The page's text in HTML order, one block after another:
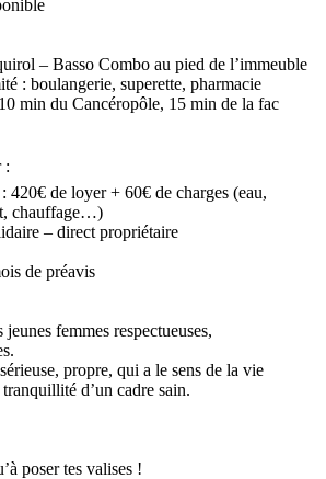
– Basso Combo au pied de l’immeuble
: boulangerie, superette, pharmacie
min du Cancéropôle, 15 min de la fac
:
de loyer + 60€ de charges (eau,
chauffage…)
– direct propriétaire
de préavis
femmes respectueuses,
propre, qui a le sens de la vie
d’un cadre sain.
poser tes valises !